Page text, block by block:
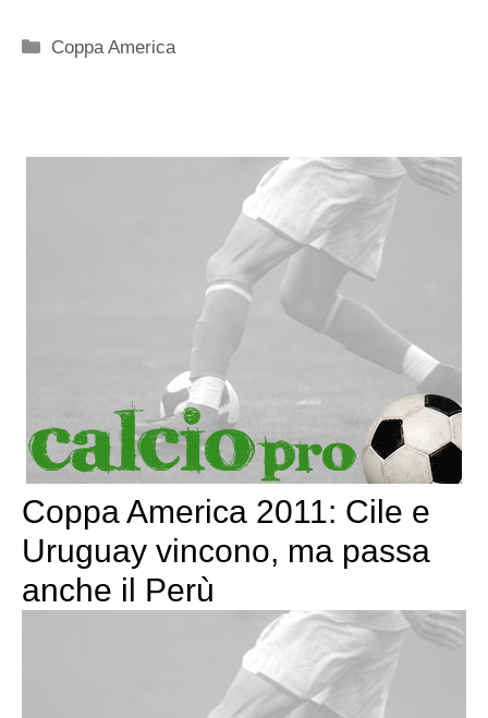
Categorie
Coppa America
Coppa America 2011: Cile e
Uruguay vincono, ma passa
anche il Perù